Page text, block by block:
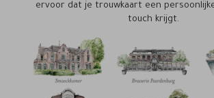
ervoor dat je trouwkaart een
touch krijgt.